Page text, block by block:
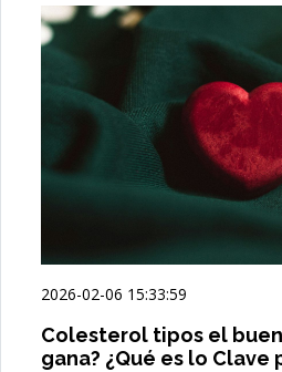
2026-02-06 15:33:59
Colesterol tipos el
gana? ¿Qué es lo